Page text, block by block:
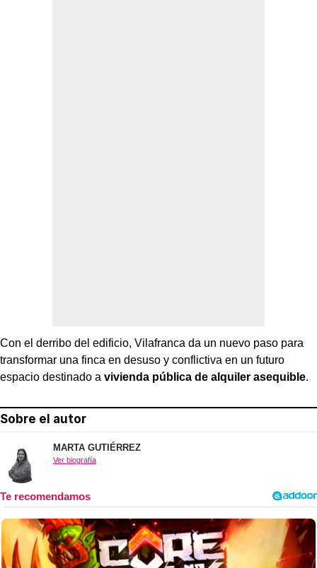
Con el derribo del edificio, Vilafranca da un nuevo paso para
transformar una finca en desuso y conflictiva en un futuro
espacio destinado a vivienda pública de alquiler asequible.
Sobre el autor
MARTA GUTIÉRREZ
Ver biografía